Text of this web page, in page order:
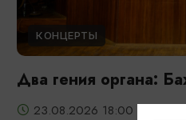
КОНЦЕРТЫ
Два гения органа:
23.08.2026 18:00